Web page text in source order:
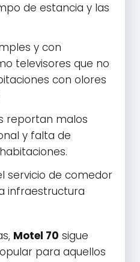
de estancia y las
y con
televisores que no
con olores
reportan malos
y falta de
servicio de comedor
infraestructura
Motel 70 sigue
para aquellos